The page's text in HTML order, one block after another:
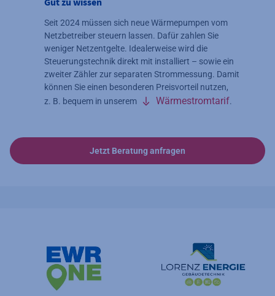
Seit 2024 müssen sich neue Wärmepumpen vom
Netzbetreiber steuern lassen. Dafür zahlen Sie
weniger Netzentgelte. Idealerweise wird die
Steuerungstechnik direkt mit installiert – sowie ein
zweiter Zähler zur separaten Strommessung. Damit
können Sie einen besonderen Preisvorteil nutzen,
z. B. bequem in unserem
Wärmestromtarif.
Jetzt Beratung anfragen